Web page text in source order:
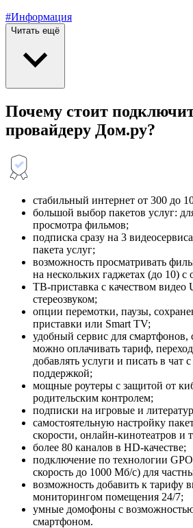
#Информация
Читать ещё
Почему стоит
провайдеру Дом.ру?
стабильный интернет от 300 до
большой выбор пакетов услуг:
просмотра фильмов;
подписка сразу на 3
пакета услуг;
возможность просматривать
на нескольких гаджетах (до 10) с
ТВ-приставка с качеством
стереозвуком;
опции перемотки, паузы,
приставки или Smart TV;
удобный сервис для
можно оплачивать тариф,
добавлять услуги и писать в чат
поддержкой;
мощные роутеры с защитой от
родительским контролем;
подписки на игровые и
самостоятельную настройку
скорости, онлайн-кинотеатров и
более 80 каналов в HD-качестве;
подключение по технологии
скорость до 1000 Мб/с) для
возможность добавить к тарифу
мониторингом помещения 24/7;
умные домофоны с
смартфоном.